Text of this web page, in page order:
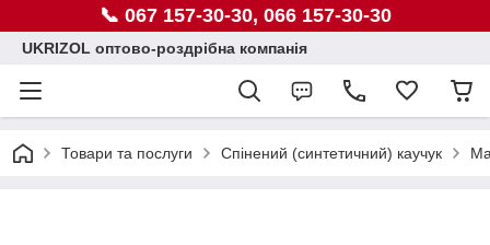
📞 067 157-30-30, 066 157-30-30
UKRIZOL оптово-роздрібна компанія
Товари та послуги Спінений (синтетичний) каучук